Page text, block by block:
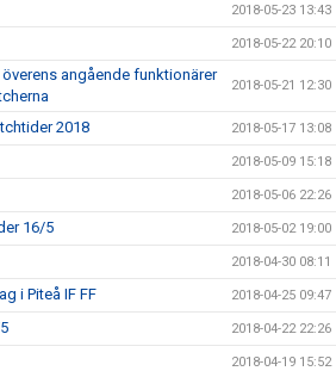
2018-05-23 13:43
2018-05-22 20:10
överens angående funktionärer
2018-05-21 12:30
2018 2018-05-17 13:08
2018-05-09 15:18
2018-05-06 22:26
16/5 2018-05-02 19:00
2018-04-30 08:11
i Piteå IF FF 2018-04-25 09:47
2018-04-22 22:26
2018-04-19 15:52